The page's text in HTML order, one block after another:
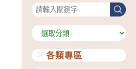
搜
尋
分
類
各類專區